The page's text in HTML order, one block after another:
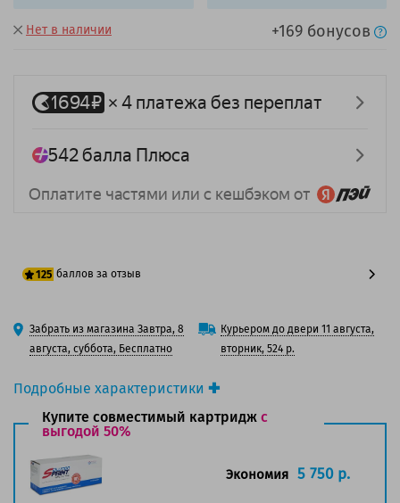
Подробные характеристики
Производитель принтера:Panasonic
Производитель:Panasonic
Вид товара:
Оригинальность:
Оригинальный
Цвет:Черный
Нет в наличии +169 бонусов
125 баллов за отзыв
100 баллов
125 баллов
Забрать из магазина Завтра, 8
августа, суббота, Бесплатно
Курьером до двери 11 августа,
вторник, 524 р.
Купите совместимый картридж с
выгодой 50%
Экономия 5 750 р.